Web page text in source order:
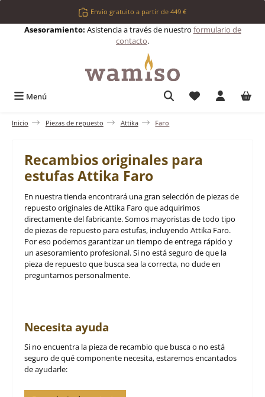
Saltar al contenido principalEnvío gratuito a partir de 449 €
Asesoramiento: Asistencia a través de nuestro formulario de
contacto.
Menú Tienes 0
Inicio Piezas de repuesto Attika Faro
Recambios originales para
estufas Attika Faro
En nuestra tienda encontrará una gran selección de piezas de
repuesto originales de Attika Faro que adquirimos
directamente del fabricante. Somos mayoristas de todo tipo
de piezas de repuesto para estufas, incluyendo Attika Faro.
Por eso podemos garantizar un tiempo de entrega rápido y
un asesoramiento profesional. Si no está seguro de que la
pieza de repuesto que busca sea la correcta, no dude en
preguntarnos personalmente.
Necesita ayuda
Si no encuentra la pieza de recambio que busca o no está
seguro de qué componente necesita, estaremos encantados
de ayudarle: